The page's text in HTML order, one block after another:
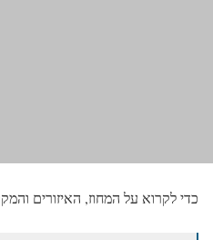
כדי לקרוא על המחוז, האיזורים